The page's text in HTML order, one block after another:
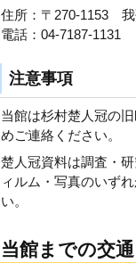
住所：〒270-1153
電話：04-7187-1131
注意事項
当館は杉村楚人冠の
めご連絡ください。
楚人冠資料は調査・
ィルム・写真のいず
い。
当館までの交通